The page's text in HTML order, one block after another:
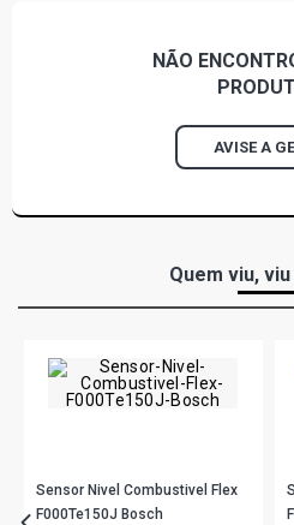
NÃO
AVISE A
Quem viu,
Sensor Nivel Combustivel Flex
F000Te150J Bosch